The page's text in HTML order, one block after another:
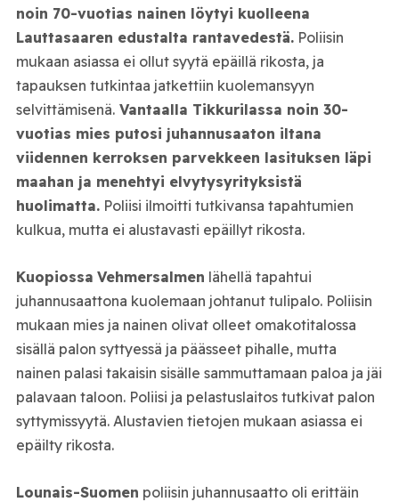
noin 70-vuotias nainen löytyi kuolleena
Lauttasaaren edustalta rantavedestä.Poliisin
mukaan asiassa ei ollut syytä epäillä rikosta, ja
tapauksen tutkintaa jatkettiin kuolemansyyn
selvittämisenä.Vantaalla Tikkurilassa noin 30-
vuotias mies putosi juhannusaaton iltana
viidennen kerroksen parvekkeen lasituksen läpi
maahan ja menehtyi elvytysyrityksistä
huolimatta.Poliisi ilmoitti tutkivansa tapahtumien
kulkua, mutta ei alustavasti epäillyt rikosta.
Kuopiossa Vehmersalmen lähellä tapahtui
juhannusaattona kuolemaan johtanut tulipalo. Poliisin
mukaan mies ja nainen olivat olleet omakotitalossa
sisällä palon syttyessä ja päässeet pihalle, mutta
nainen palasi takaisin sisälle sammuttamaan paloa ja jäi
palavaan taloon. Poliisi ja pelastuslaitos tutkivat palon
syttymissyytä. Alustavien tietojen mukaan asiassa ei
epäilty rikosta.
Lounais-Suomen poliisin juhannusaatto oli erittäin